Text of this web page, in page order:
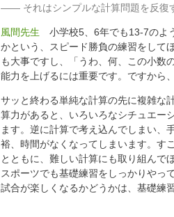
それはシンプルな計算問題を反復
風間先生 小学校5、6年でも13-7のよ
かという、スピード勝負の練習をして
も大事ですし、「うわ、何、この小数
能力を上げるには重要です。ですから
サッと終わる単純な計算の先に複雑な
算力があると、いろいろなシチュエー
ます。逆に計算で考え込んでしまい、
裕、時間がなくなってしまいます。す
とともに、難しい計算にも取り組んで
スポーツでも基礎練習をしっかりやっ
試合が楽しくなるかどうかは、基礎練